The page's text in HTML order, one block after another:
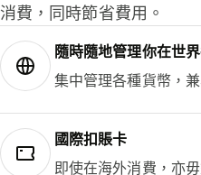
消費，同時節省費用。
隨時隨地管理你在世
集中管理各種貨幣，
國際扣賬卡
即使在海外消費，亦